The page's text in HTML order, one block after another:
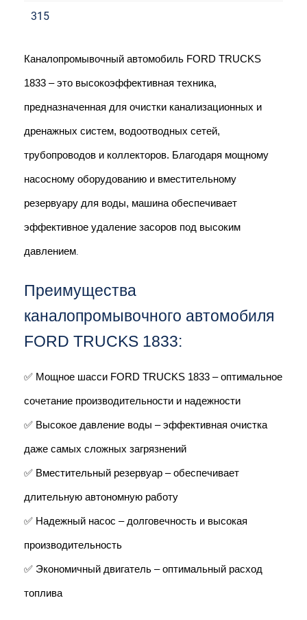
315
Каналопромывочный автомобиль FORD TRUCKS
1833 – это высокоэффективная техника,
предназначенная для очистки канализационных и
дренажных систем, водоотводных сетей,
трубопроводов и коллекторов. Благодаря мощному
насосному оборудованию и вместительному
резервуару для воды, машина обеспечивает
эффективное удаление засоров под высоким
давлением.
Преимущества
каналопромывочного автомобиля
FORD TRUCKS 1833:
✅ Мощное шасси FORD TRUCKS 1833 – оптимальное
сочетание производительности и надежности
✅ Высокое давление воды – эффективная очистка
даже самых сложных загрязнений
✅ Вместительный резервуар – обеспечивает
длительную автономную работу
✅ Надежный насос – долговечность и высокая
производительность
✅ Экономичный двигатель – оптимальный расход
топлива